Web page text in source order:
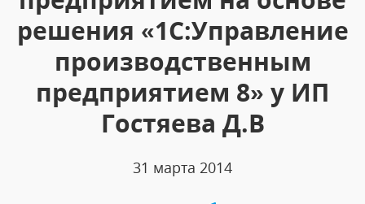
решения «1С:Управление
производственным
предприятием 8» у ИП
Гостяева Д.В
31 марта 2014